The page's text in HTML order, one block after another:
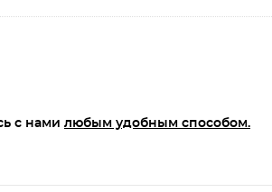
с нами любым удобным способом.